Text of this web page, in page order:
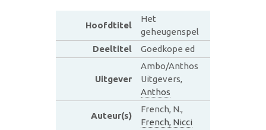
Hoofdtitel
Het
geheugenspel
Deeltitel
Goedkope ed
Uitgever
Ambo/Anthos
Uitgevers,
Anthos
Auteur(s)
French, N.,
French, Nicci